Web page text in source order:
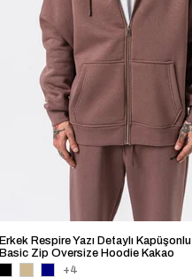
Erkek Respire Yazı Detaylı Kapüşonlu
Basic Zip Oversize Hoodie Kakao
+4